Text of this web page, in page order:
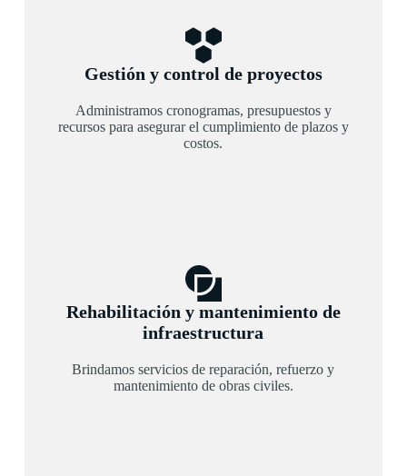
Gestión y control de proyectos
Administramos cronogramas, presupuestos y
recursos para asegurar el cumplimiento de plazos y
costos.
Rehabilitación y mantenimiento de
infraestructura
Brindamos servicios de reparación, refuerzo y
mantenimiento de obras civiles.